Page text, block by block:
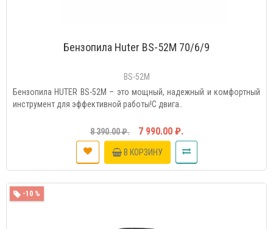
Бензопила Huter BS-52M 70/6/9
BS-52M
Бензопила HUTER BS-52M – это мощный, надежный и комфортный
инструмент для эффективной работы!С двига..
8 390.00 ₽. 7 990.00 ₽.
В КОРЗИНУ
-10 %